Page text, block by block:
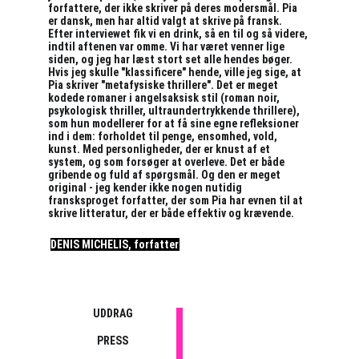
forfattere, der ikke skriver på deres modersmål. Pia
er dansk, men har altid valgt at skrive på fransk.
Efter interviewet fik vi en drink, så en til og så videre,
indtil aftenen var omme. Vi har været venner lige
siden, og jeg har læst stort set alle hendes bøger.
Hvis jeg skulle "klassificere" hende, ville jeg sige, at
Pia skriver "metafysiske thrillere". Det er meget
kodede romaner i angelsaksisk stil (roman noir,
psykologisk thriller, ultraundertrykkende thrillere),
som hun modellerer for at få sine egne refleksioner
ind i dem: forholdet til penge, ensomhed, vold,
kunst. Med personligheder, der er knust af et
system, og som forsøger at overleve. Det er både
gribende og fuld af spørgsmål. Og den er meget
original - jeg kender ikke nogen nutidig
fransksproget forfatter, der som Pia har evnen til at
skrive litteratur, der er både effektiv og krævende.
DENIS MICHELIS, forfatter
UDDRAG
PRESS